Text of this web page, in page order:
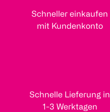
Schneller einkaufen
mit Kundenkonto
Schnelle Lieferung in
1-3 Werktagen